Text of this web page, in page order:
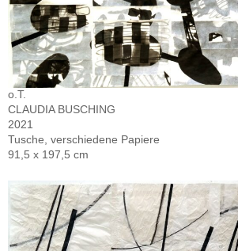
o.T.
CLAUDIA BUSCHING
2021
Tusche, verschiedene Papiere
91,5 x 197,5 cm